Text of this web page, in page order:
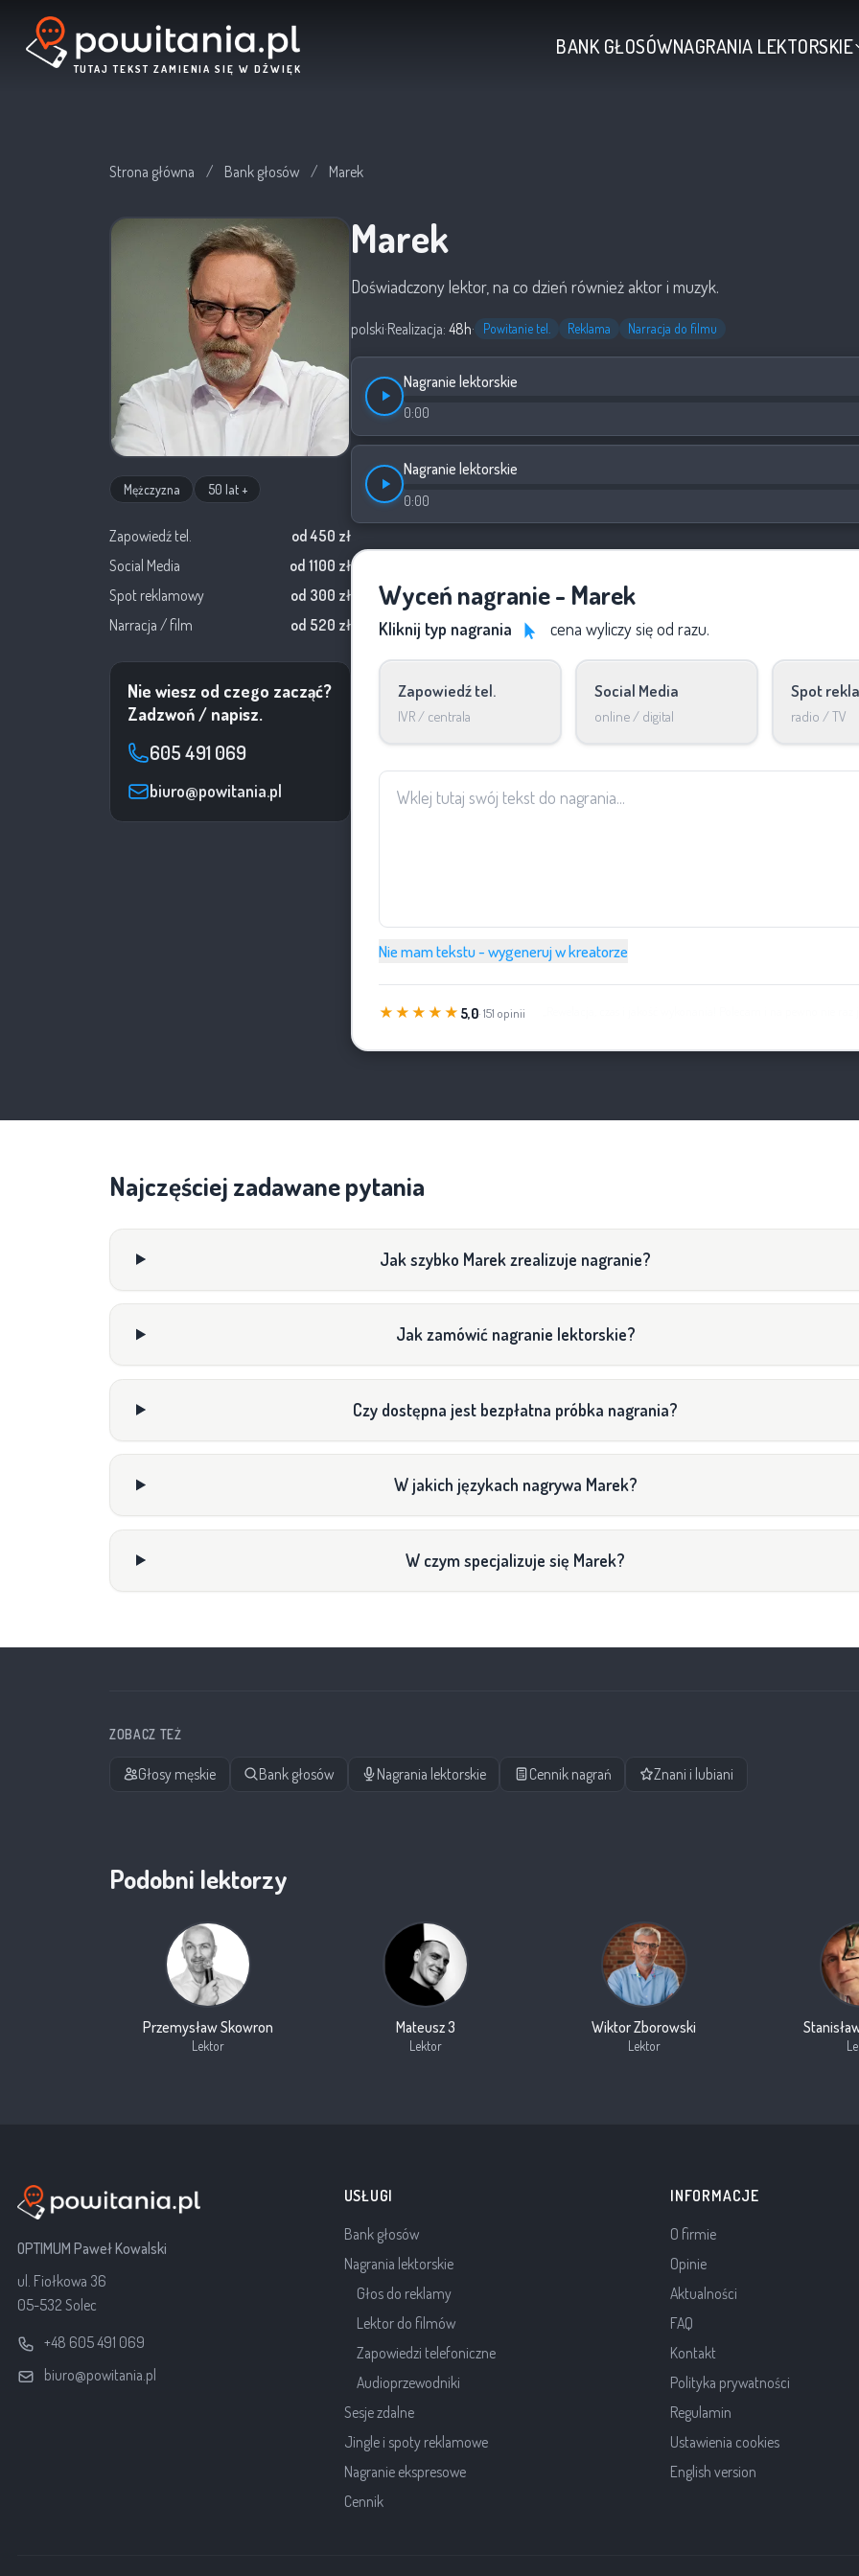
TUTAJ TEKST ZAMIENIA SIĘ W DŹWIĘK
BANK GŁOSÓWNAGRANIA LEKTORSKIE
Strona główna / Bank głosów / Marek
Mężczyzna 50 lat +
Zapowiedź tel.
od 450 zł
Social Media
od 1100 zł
Spot reklamowy
od 300 zł
Narracja / film
od 520 zł
Nie wiesz od czego zacząć?
Zadzwoń / napisz.
605 491 069
biuro@powitania.pl
Marek
Doświadczony lektor, na co dzień również aktor i muzyk.
polski·Realizacja: 48h· Powitanie tel. Reklama Narracja do filmu
Nagranie lektorskie
0:00
Nagranie lektorskie
0:00
Wyceń nagranie - Marek
Kliknij typ nagrania cena wyliczy się od razu.
Zapowiedź tel.
IVR / centrala
Social Media
online / digital
Spot
radio / TV
Nie mam tekstu - wygeneruj w kreatorze
★★★★★ 5,0· 151 opinii
Najczęściej zadawane pytania
Jak szybko Marek zrealizuje nagranie?
Jak zamówić nagranie lektorskie?
Czy dostępna jest bezpłatna próbka nagrania?
W jakich językach nagrywa Marek?
W czym specjalizuje się Marek?
ZOBACZ TEŻ
Głosy męskie Bank głosów Nagrania lektorskie Cennik nagrań Znani i lubiani
Podobni lektorzy
Przemysław Skowron
Lektor
Mateusz 3
Lektor
Wiktor Zborowski
Lektor
OPTIMUM Paweł Kowalski
ul. Fiołkowa 36
05-532 Solec
+48 605 491 069
biuro@powitania.pl
USŁUGI
Bank głosów
Nagrania lektorskie
Głos do reklamy
Lektor do filmów
Zapowiedzi telefoniczne
Audioprzewodniki
Sesje zdalne
Jingle i spoty reklamowe
Nagranie ekspresowe
Cennik
INFORMACJE
O firmie
Opinie
Aktualności
FAQ
Kontakt
Polityka prywatności
Regulamin
Ustawienia cookies
English version